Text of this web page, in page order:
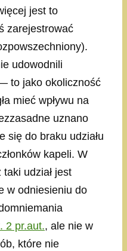
jest to
zarejestrować
udowodnili
to jako okoliczność
mieć wpływu na
uznano
się do braku udziału
kapeli. W
udział jest
w odniesieniu do
2 pr.aut., ale nie w
które nie